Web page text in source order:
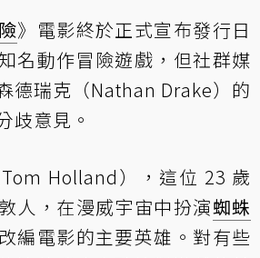
》電影終於正式宣布發行日
名動作冒險遊戲，但社群媒
德瑞克（Nathan Drake）的
歧意見。
Holland），這位 23 歲
人，在漫威宇宙中扮演蜘蛛
編電影的主要英雄。對有些